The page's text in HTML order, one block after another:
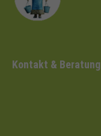
Kontakt & Beratung